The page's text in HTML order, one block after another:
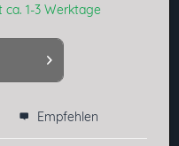
1-3 Werktage
Empfehlen